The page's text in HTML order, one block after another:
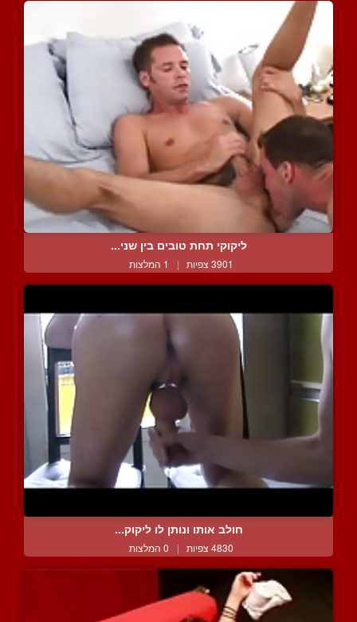
ליקוקי תחת טובים בין שני...
3901 צפיות | 1 המלצות
חולב אותו ונותן לו ליקוק...
4830 צפיות | 0 המלצות